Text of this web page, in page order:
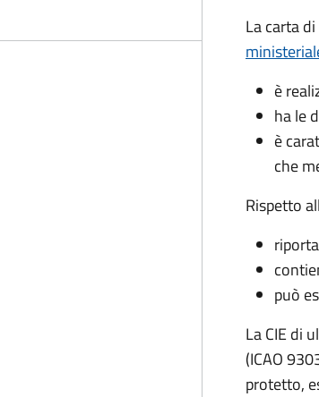
La carta
è
ha le
è
che
Rispetto
può
La CIE di
(ICAO
protetto,